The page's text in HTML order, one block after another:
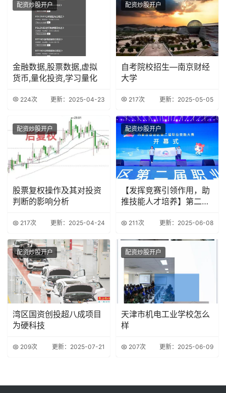
配资炒股开户
金融数据,股票数据,虚拟
货币,量化投资,学习量化
224次 更新：2025-04-23
配资炒股开户
自考院校招生—南京财经
大学
217次 更新：2025-05-05
配资炒股开户
股票复权操作及其对投资
判断的影响分析
217次 更新：2025-04-24
配资炒股开户
【发挥竞赛引领作用，助
推技能人才培养】第二届
211次 更新：2025-06-08
配资炒股开户
湾区国资创投超八成项目
为硬科技
209次 更新：2025-07-21
配资炒股开户
天津市机电工业学校怎么
样
207次 更新：2025-06-09